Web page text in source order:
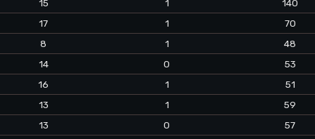
15 1 140
17 1 70
8 1 48
14 0 53
16 1 51
13 1 59
13 0 57